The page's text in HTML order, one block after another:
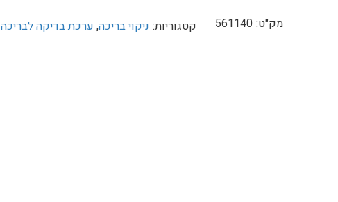
בדיקה
מק"ט: 561140 קטגוריות: ניקוי בריכה, ערכת בדיקה לבריכה